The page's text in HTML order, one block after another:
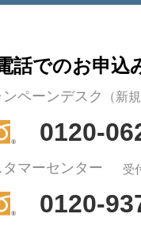
話でのお申込
ンペーンデスク （新
0120-
タマーセンター 受
0120-